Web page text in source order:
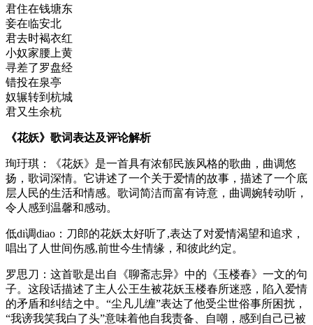
君住在钱塘东
妾在临安北
君去时褐衣红
小奴家腰上黄
寻差了罗盘经
错投在泉亭
奴辗转到杭城
君又生余杭
《花妖》歌词表达及评论解析
珣玗琪：《花妖》是一首具有浓郁民族风格的歌曲，曲调悠
扬，歌词深情。它讲述了一个关于爱情的故事，描述了一个底
层人民的生活和情感。歌词简洁而富有诗意，曲调婉转动听，
令人感到温馨和感动。
低di调diao：刀郎的花妖太好听了,表达了对爱情渴望和追求，
唱出了人世间伤感,前世今生情缘，和彼此约定。
罗思刀：这首歌是出自《聊斋志异》中的《玉楼春》一文的句
子。这段话描述了主人公王生被花妖玉楼春所迷惑，陷入爱情
的矛盾和纠结之中。“尘凡儿缠”表达了他受尘世俗事所困扰，
“我谤我笑我白了头”意味着他自我责备、自嘲，感到自己已被